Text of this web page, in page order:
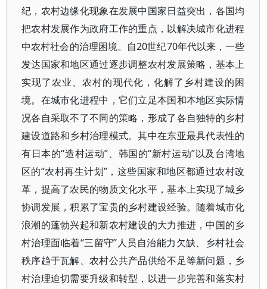
纪，农村边缘化现象在发展中国家日益突出，各国均
把农村发展作为政府工作的重点，以解决城市化进程
中农村社会的治理困境。自20世纪70年代以来，一些
发达国家和地区通过逐步调整农村发展策略，基本上
实现了农业、农村的现代化，化解了乡村建设的困
境。在城市化进程中，它们立足本国和本地区实际情
况各自采取不了不同的策略，形成了各自独特的乡村
建设道路和乡村治理模式。其中在东亚最具代表性的
有日本的“造村运动”、韩国的“新村运动”以及台湾地
区的“农村再生计划”，这些国家和地区都通过农村改
革，提高了农民的物质文化水平，基本上实现了城乡
协调发展，积累了宝贵的乡村建设经验。随着城市化
浪潮的蓬勃兴起和新农村建设的大力推进，中国的乡
村治理面临着“三留守”人员自治能力欠缺、乡村社会
秩序趋于瓦解、农村公共产品供给不足等新问题，乡
村治理迫切需要升级和转型，以进一步完善和落实村